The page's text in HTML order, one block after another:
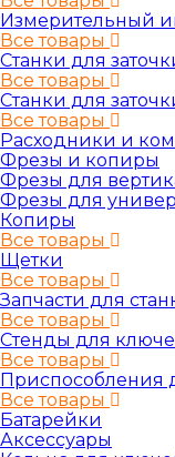
Измерительный
Все товары
Станки для
Все товары
Станки для
Все товары
Расходники и
Фрезы и копиры
Фрезы для
Фрезы для
Копиры
Все товары
Щетки
Все товары
Запчасти для
Все товары
Стенды для
Все товары
Приспособления
Все товары
Батарейки
Аксессуары